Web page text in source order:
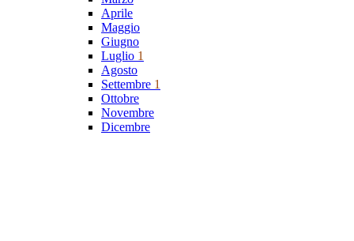
Aprile
Maggio
Giugno
Luglio 1
Agosto
Settembre 1
Ottobre
Novembre
Dicembre